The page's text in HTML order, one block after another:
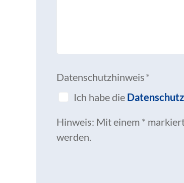
Datenschutzhinweis*
Ich habe die
Hinweis: Mit einem *
werden.